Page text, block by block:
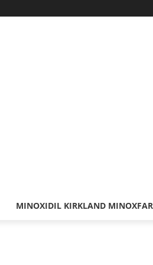
MINOXIDIL KIRKLAND